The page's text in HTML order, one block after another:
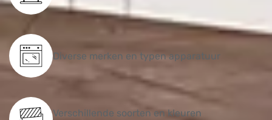
Diverse merken en typen apparatuur
Verschillende soorten en kleuren